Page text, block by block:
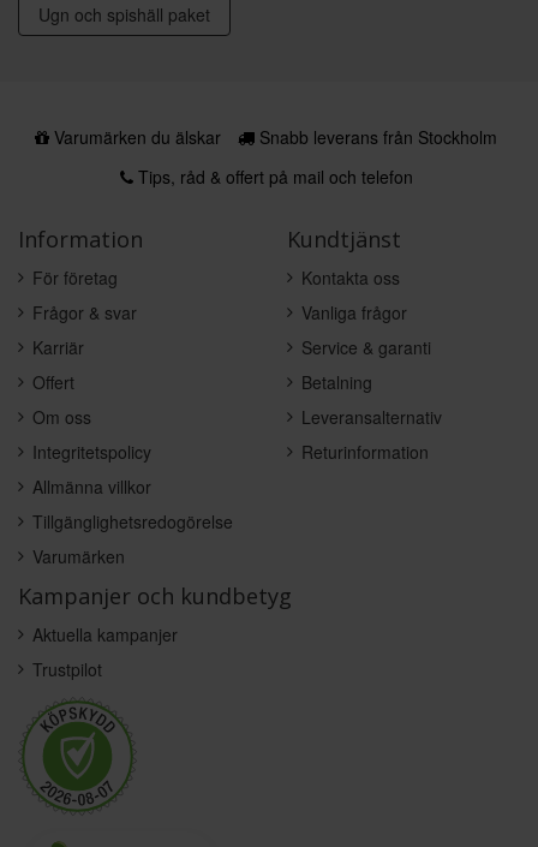
Ugn och spishäll paket
Varumärken du älskar
Snabb leverans från Stockholm
Tips, råd & offert på mail och telefon
Information
För företag
Frågor & svar
Karriär
Offert
Om oss
Integritetspolicy
Allmänna villkor
Tillgänglighetsredogörelse
Varumärken
Kundtjänst
Kontakta oss
Vanliga frågor
Service & garanti
Betalning
Leveransalternativ
Returinformation
Kampanjer och kundbetyg
Aktuella kampanjer
Trustpilot